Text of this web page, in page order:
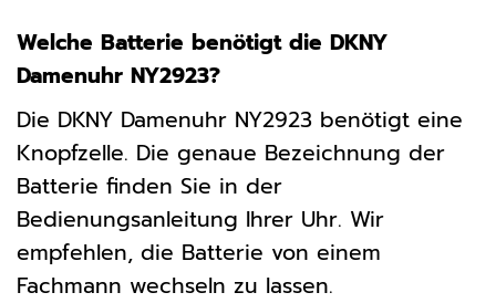
Welche Batterie benötigt die DKNY
Damenuhr NY2923?
Die DKNY Damenuhr NY2923 benötigt eine
Knopfzelle. Die genaue Bezeichnung der
Batterie finden Sie in der
Bedienungsanleitung Ihrer Uhr. Wir
empfehlen, die Batterie von einem
Fachmann wechseln zu lassen.